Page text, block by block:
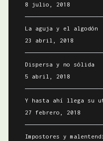
8 julio, 2018
La aguja y el algodón
23 abril, 2018
Dispersa y no sólida
5 abril, 2018
Y hasta ahí llega su
27 febrero, 2018
Impostores y